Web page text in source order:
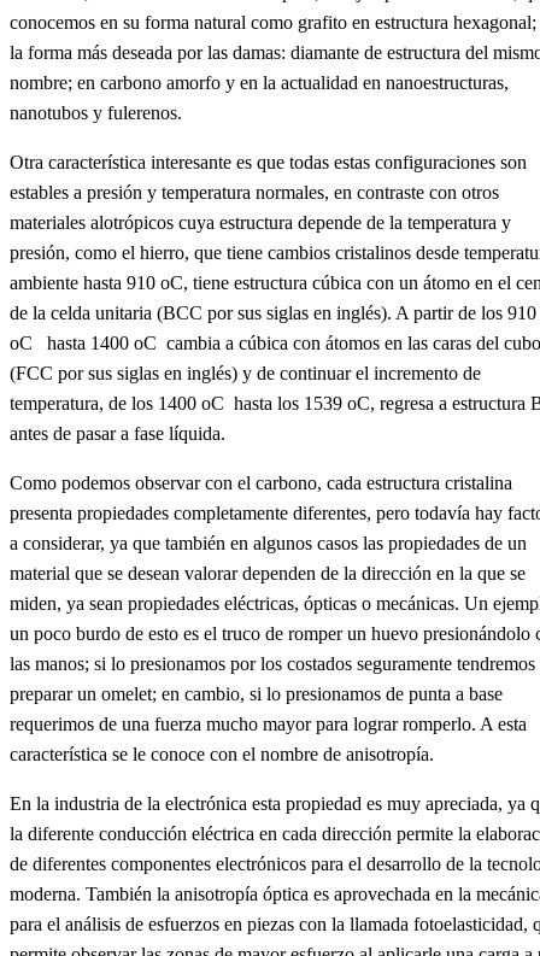
conocemos en su forma natural como grafito en estructura hexagonal;
la forma más deseada por las damas: diamante de estructura del
nombre; en carbono amorfo y en la actualidad en nanoestructuras,
nanotubos y fulerenos.
Otra característica interesante es que todas estas configuraciones son
estables a presión y temperatura normales, en contraste con otros
materiales alotrópicos cuya estructura depende de la temperatura y
presión, como el hierro, que tiene cambios cristalinos desde
ambiente hasta 910 oC, tiene estructura cúbica con un átomo en el
de la celda unitaria (BCC por sus siglas en inglés). A partir de los 910
oC hasta 1400 oC cambia a cúbica con átomos en las caras del cubo
(FCC por sus siglas en inglés) y de continuar el incremento de
temperatura, de los 1400 oC hasta los 1539 oC, regresa a estructura
antes de pasar a fase líquida.
Como podemos observar con el carbono, cada estructura cristalina
presenta propiedades completamente diferentes, pero todavía hay
a considerar, ya que también en algunos casos las propiedades de un
material que se desean valorar dependen de la dirección en la que se
miden, ya sean propiedades eléctricas, ópticas o mecánicas. Un
un poco burdo de esto es el truco de romper un huevo presionándolo
las manos; si lo presionamos por los costados seguramente tendremos
preparar un omelet; en cambio, si lo presionamos de punta a base
requerimos de una fuerza mucho mayor para lograr romperlo. A esta
característica se le conoce con el nombre de anisotropía.
En la industria de la electrónica esta propiedad es muy apreciada, ya
la diferente conducción eléctrica en cada dirección permite la
de diferentes componentes electrónicos para el desarrollo de la
moderna. También la anisotropía óptica es aprovechada en la
para el análisis de esfuerzos en piezas con la llamada fotoelasticidad,